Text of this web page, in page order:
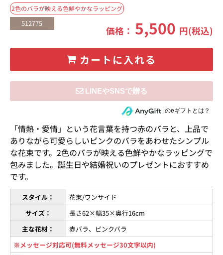
2色のバラが映える色鮮やかなラッピング
512775
価格： 5,500 円(税込)
カートに入れる
住所を知らない相手にeギフトで贈るのeギフトとは？
「情熱・愛情」という花言葉を持つ赤のバラと、上品で
ありながら可愛らしいピンクのバラをあわせたシンプル
な花束です。2色のバラが映える色鮮やかなラッピングで
包みました。誕生日や結婚祝いのプレゼントにおすすめ
です。
スタイル：
花束/ワンサイド
サイズ：
長さ62×幅35×奥行16cm
主な花材：
赤バラ、ピンクバラ
※メッセージ対応可(無料メッセージ30文字以内)